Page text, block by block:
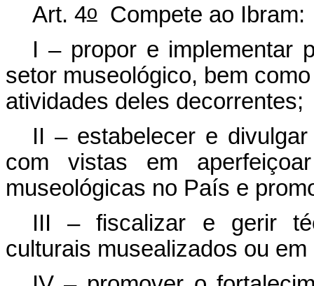
Art. 4oCompete ao Ibram:
I – propor e implementar
setor museológico, bem
atividades deles decorrentes;
II – estabelecer e
com vistas em
museológicas no País e
III – fiscalizar e gerir
culturais musealizados ou